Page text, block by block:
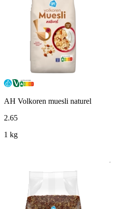
AH Volkoren muesli naturel
2.65
1 kg